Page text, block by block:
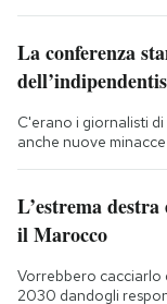
La conferenza
C'erano i giornalisti
anche nuove
L’estrema
il Marocco
Vorrebbero cacciarlo
2030 dandogli